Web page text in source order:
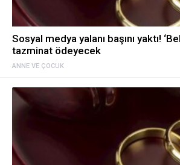
ANNE VE ÇOCUK
Sosyal medya yalanı başını yaktı!
tazminat ödeyecek